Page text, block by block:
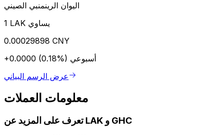
اليوان الرينمنبي الصيني
1 LAK يساوي
0.00029898 CNY
+0.0000 (0.18%) أسبوعي
عرض الرسم البياني
معلومات العملات
تعرف على المزيد عن LAK و GHC